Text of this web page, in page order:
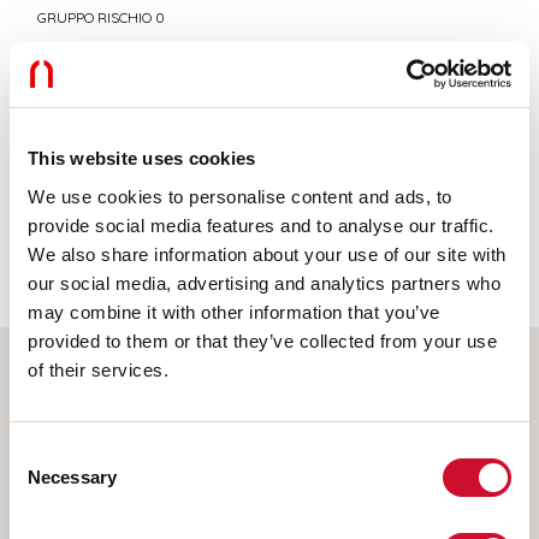
This website uses cookies
We use cookies to personalise content and ads, to
provide social media features and to analyse our traffic.
We also share information about your use of our site with
our social media, advertising and analytics partners who
may combine it with other information that you’ve
provided to them or that they’ve collected from your use
of their services.
Selection
Necessary
GRUPPO RISCHIO 0
Apparecchio certificato in GRUPPO ESENTE DA RISCHI, in conformità
CAM edilizia
CAM edilizia - Conforme al Decreto Ministeriale 23 giugno 2022 n.256 e
24 novembre 2025 n.256.
Scegli il tuo prodotto